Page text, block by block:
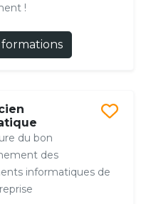
!
du bon
des
informatiques de